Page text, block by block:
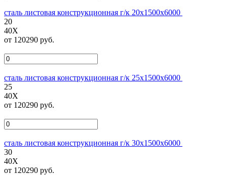
сталь листовая конструкционная г/к 20х1500х6000
20
40Х
от 120290 руб.
сталь листовая конструкционная г/к 25х1500х6000
25
40Х
от 120290 руб.
сталь листовая конструкционная г/к 30х1500х6000
30
40Х
от 120290 руб.